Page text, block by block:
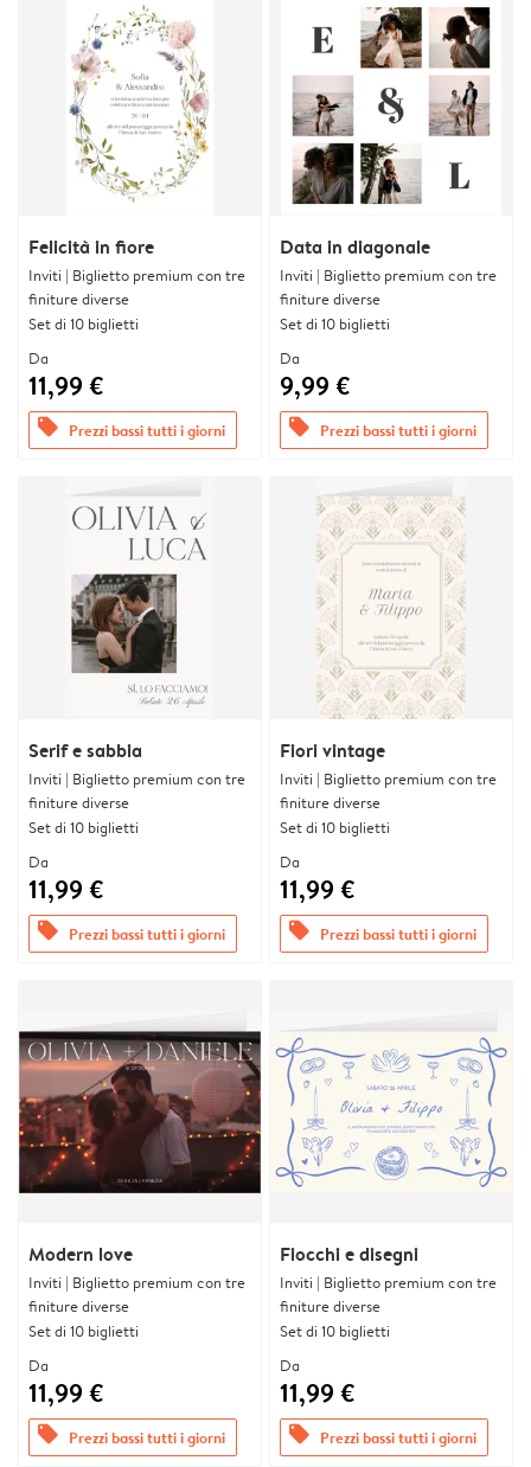
Felicità in fiore
Inviti | Biglietto premium con tre
finiture diverse
Set di 10 biglietti
Da
11,99 €
offers Prezzi bassi tutti i giorni
Data in diagonale
Inviti | Biglietto premium con tre
finiture diverse
Set di 10 biglietti
Da
9,99 €
offers Prezzi bassi tutti i giorni
Serif e sabbia
Inviti | Biglietto premium con tre
finiture diverse
Set di 10 biglietti
Da
11,99 €
offers Prezzi bassi tutti i giorni
Fiori vintage
Inviti | Biglietto premium con tre
finiture diverse
Set di 10 biglietti
Da
11,99 €
offers Prezzi bassi tutti i giorni
Modern love
Inviti | Biglietto premium con tre
finiture diverse
Set di 10 biglietti
Da
11,99 €
offers Prezzi bassi tutti i giorni
Fiocchi e disegni
Inviti | Biglietto premium con tre
finiture diverse
Set di 10 biglietti
Da
11,99 €
offers Prezzi bassi tutti i giorni